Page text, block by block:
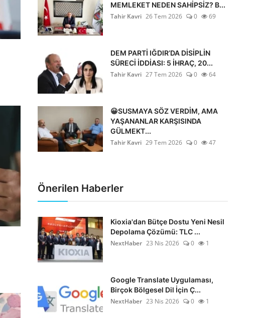
MEMLEKET NEDEN SAHİPSİZ? B...
Tahir Kavri 26 Tem 2026 0 69
DEM PARTİ IĞDIR’DA DİSİPLİN
SÜRECİ İDDİASI: 5 İHRAÇ, 20...
Tahir Kavri 27 Tem 2026 0 64
😀SUSMAYA SÖZ VERDİM, AMA
YAŞANANLAR KARŞISINDA
GÜLMEKT...
Tahir Kavri 29 Tem 2026 0 47
Önerilen Haberler
Kioxia'dan Bütçe Dostu Yeni Nesil
Depolama Çözümü: TLC ...
NextHaber 23 Nis 2026 0 1
Google Translate Uygulaması,
Birçok Bölgesel Dil İçin Ç...
NextHaber 23 Nis 2026 0 1